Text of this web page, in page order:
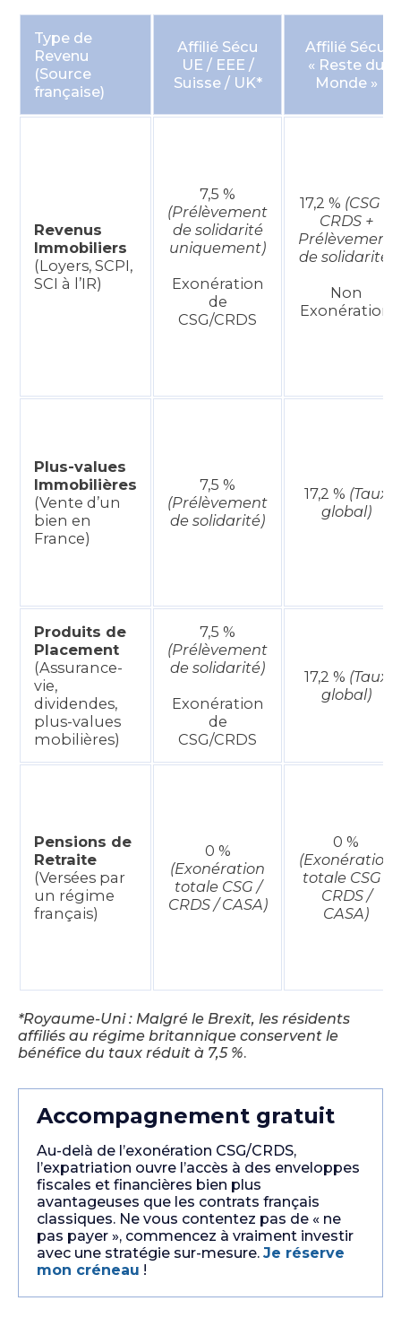
Type de
Revenu
(Source
française)
Affilié Sécu
UE / EEE /
Suisse / UK*
Affilié Sécu
« Reste du
Monde »
Revenus
Immobiliers
(Loyers, SCPI,
SCI à l’IR)
7,5 %
(Prélèvement
de solidarité
uniquement)
Exonération
de
CSG/CRDS
17,2 % (CSG +
CRDS +
Prélèvement
de solidarité)
Non
Exonération
Plus-values
Immobilières
(Vente d’un
bien en
France)
7,5 %
(Prélèvement
de solidarité)
17,2 % (Taux
global)
Produits de
Placement
(Assurance-
vie,
dividendes,
plus-values
mobilières)
7,5 %
(Prélèvement
de solidarité)
Exonération
de
CSG/CRDS
17,2 % (Taux
global)
Pensions de
Retraite
(Versées par
un régime
français)
0 %
(Exonération
totale CSG /
CRDS / CASA)
0 %
(Exonération
totale CSG /
CRDS /
CASA)
*Royaume-Uni : Malgré le Brexit, les résidents
affiliés au régime britannique conservent le
bénéfice du taux réduit à 7,5 %.
Accompagnement gratuit
Au-delà de l’exonération CSG/CRDS,
l’expatriation ouvre l’accès à des enveloppes
fiscales et financières bien plus
avantageuses que les contrats français
classiques. Ne vous contentez pas de « ne
pas payer », commencez à vraiment investir
avec une stratégie sur-mesure. Je réserve
mon créneau !